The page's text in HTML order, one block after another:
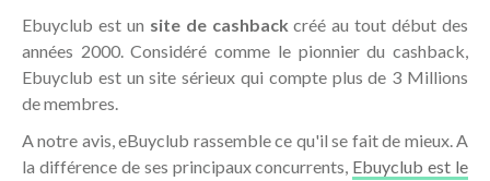
Ebuyclub est un site de cashback créé au tout début des
années 2000. Considéré comme le pionnier du cashback,
Ebuyclub est un site sérieux qui compte plus de 3 Millions
de membres.
A notre avis, eBuyclub rassemble ce qu'il se fait de mieux. A
la différence de ses principaux concurrents, Ebuyclub est le